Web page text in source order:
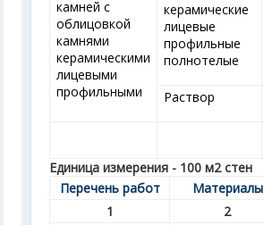
камней с
облицовкой
камнями
керамическими
лицевыми
профильными
керамические
лицевые
профильные
полнотелые
Раствор
Единица измерения - 100 м2стен
Перечень работ
Материалы
1
2